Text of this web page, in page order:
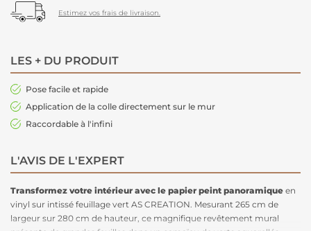
Estimez vos frais de livraison.
LES + DU PRODUIT
Pose facile et rapide
Application de la colle directement sur le mur
Raccordable à l'infini
L'AVIS DE L'EXPERT
Transformez votre intérieur avec le papier peint panoramique en
vinyl sur intissé feuillage vert AS CREATION. Mesurant 265 cm de
largeur sur 280 cm de hauteur, ce magnifique revêtement mural